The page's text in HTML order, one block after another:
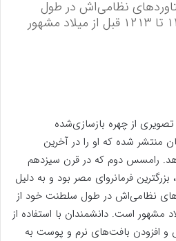
نظامی‌اش در طول
سلطنت خود از سال ۱۲۷۹ تا ۱۲۱۳ قبل از میلاد مشهور
تصویری از چهره بازسازی‌شده
منتشر شده که او را در آخرین
رامسس دوم که در قرن سیزدهم
فرمانروای مصر بود و به دلیل
نظامی‌اش در طول سلطنت خود از
قبل از میلاد مشهور است. دانشمندان با استفاده از
افزودن بافت‌های نرم و پوست به